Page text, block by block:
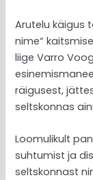
Arutelu käigus
nime“
liige Varro
räigusest,
seltskonnas
Loomulikult
suhtumist ja
seltskonnast